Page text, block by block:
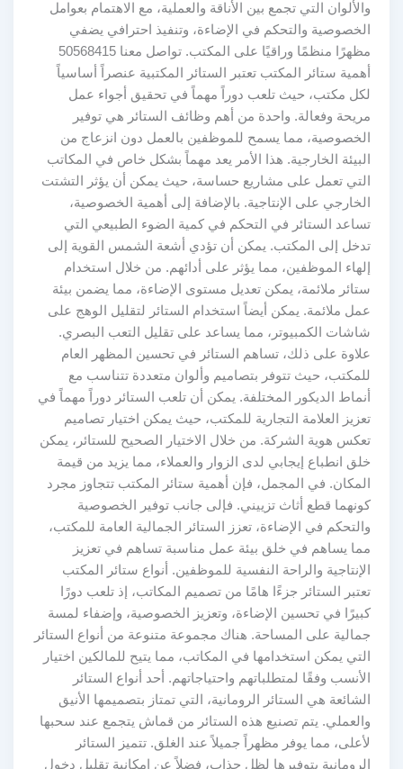
والألوان التي تجمع بين الأناقة والعملية، مع الاهتمام بعوامل
الخصوصية والتحكم في الإضاءة، وتنفيذ احترافي يضفي
مظهرًا منظمًا وراقيًا على المكتب. تواصل معنا 50568415
أهمية ستائر المكتب تعتبر الستائر المكتبية عنصراً أساسياً
لكل مكتب، حيث تلعب دوراً مهماً في تحقيق أجواء عمل
مريحة وفعالة. واحدة من أهم وظائف الستائر هي توفير
الخصوصية، مما يسمح للموظفين بالعمل دون انزعاج من
البيئة الخارجية. هذا الأمر يعد مهماً بشكل خاص في المكاتب
التي تعمل على مشاريع حساسة، حيث يمكن أن يؤثر التشتت
الخارجي على الإنتاجية. بالإضافة إلى أهمية الخصوصية،
تساعد الستائر في التحكم في كمية الضوء الطبيعي التي
تدخل إلى المكتب. يمكن أن تؤدي أشعة الشمس القوية إلى
إلهاء الموظفين، مما يؤثر على أدائهم. من خلال استخدام
ستائر ملائمة، يمكن تعديل مستوى الإضاءة، مما يضمن بيئة
عمل ملائمة. يمكن أيضاً استخدام الستائر لتقليل الوهج على
شاشات الكمبيوتر، مما يساعد على تقليل التعب البصري.
علاوة على ذلك، تساهم الستائر في تحسين المظهر العام
للمكتب، حيث تتوفر بتصاميم وألوان متعددة تتناسب مع
أنماط الديكور المختلفة. يمكن أن تلعب الستائر دوراً مهماً في
تعزيز العلامة التجارية للمكتب، حيث يمكن اختيار تصاميم
تعكس هوية الشركة. من خلال الاختيار الصحيح للستائر، يمكن
خلق انطباع إيجابي لدى الزوار والعملاء، مما يزيد من قيمة
المكان. في المجمل، فإن أهمية ستائر المكتب تتجاوز مجرد
كونهما قطع أثاث تزييني. فإلى جانب توفير الخصوصية
والتحكم في الإضاءة، تعزز الستائر الجمالية العامة للمكتب،
مما يساهم في خلق بيئة عمل مناسبة تساهم في تعزيز
الإنتاجية والراحة النفسية للموظفين. أنواع ستائر المكتب
تعتبر الستائر جزءًا هامًا من تصميم المكاتب، إذ تلعب دورًا
كبيرًا في تحسين الإضاءة، وتعزيز الخصوصية، وإضفاء لمسة
جمالية على المساحة. هناك مجموعة متنوعة من أنواع الستائر
التي يمكن استخدامها في المكاتب، مما يتيح للمالكين اختيار
الأنسب وفقًا لمتطلباتهم واحتياجاتهم. أحد أنواع الستائر
الشائعة هي الستائر الرومانية، التي تمتاز بتصميمها الأنيق
والعملي. يتم تصنيع هذه الستائر من قماش يتجمع عند سحبها
لأعلى، مما يوفر مظهراً جميلاً عند الغلق. تتميز الستائر
الرومانية بتوفيرها لظل جذاب، فضلاً عن إمكانية تقليل دخول